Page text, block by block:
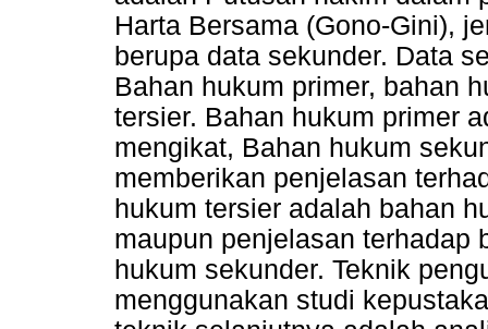
Harta Bersama (Gono-Gini),
berupa data sekunder. Data
Bahan hukum primer, bahan
tersier. Bahan hukum primer
mengikat, Bahan hukum
memberikan penjelasan
hukum tersier adalah bahan
maupun penjelasan terhadap
hukum sekunder. Teknik
menggunakan studi